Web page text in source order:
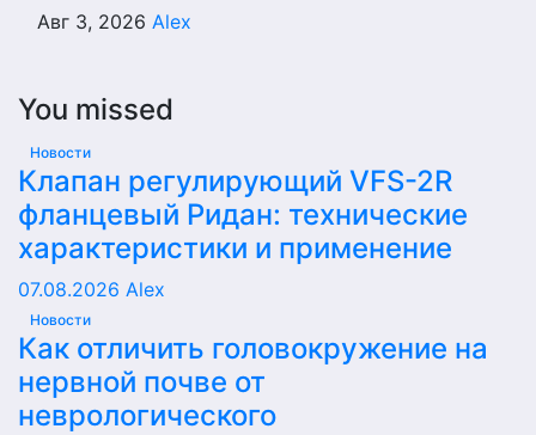
Авг 3, 2026 Alex
You missed
Новости
Клапан регулирующий VFS-2R
фланцевый Ридан: технические
характеристики и применение
07.08.2026 Alex
Новости
Как отличить головокружение на
нервной почве от
неврологического